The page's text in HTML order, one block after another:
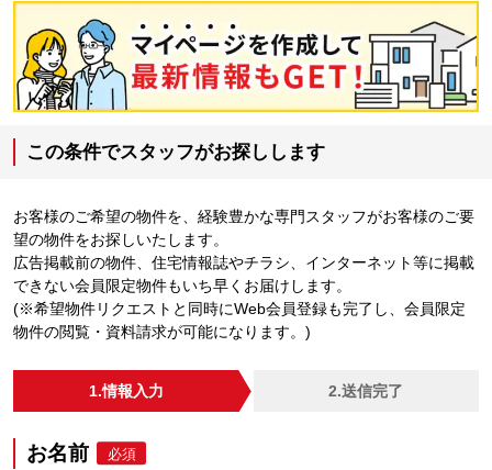
この条件でスタッフがお探しします
お客様のご希望の物件を、経験豊かな専門スタッフがお客様のご要
望の物件をお探しいたします。
広告掲載前の物件、住宅情報誌やチラシ、インターネット等に掲載
できない会員限定物件もいち早くお届けします。
(※希望物件リクエストと同時にWeb会員登録も完了し、会員限定
物件の閲覧・資料請求が可能になります。)
1.情報入力 2.送信完了
お名前 必須